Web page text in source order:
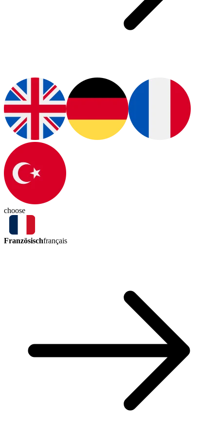
choose
Französischfrançais